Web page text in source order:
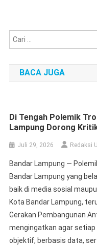
BACA JUGA
Di Tengah Polemik
Lampung Dorong
Juli 29, 2026 Redaksi
Bandar Lampung —
Bandar Lampung yang
baik di media sosial
Kota Bandar Lampung,
Gerakan Pembangunan
mengingatkan agar
objektif, berbasis data,